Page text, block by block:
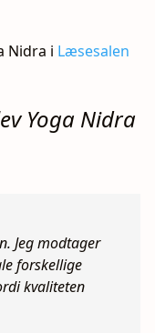
Nidra i Læsesalen
Yoga Nidra
Jeg modtager
forskellige
kvaliteten